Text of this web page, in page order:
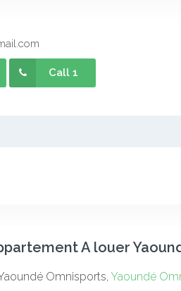
Call 1
Omnisports, Yaoundé